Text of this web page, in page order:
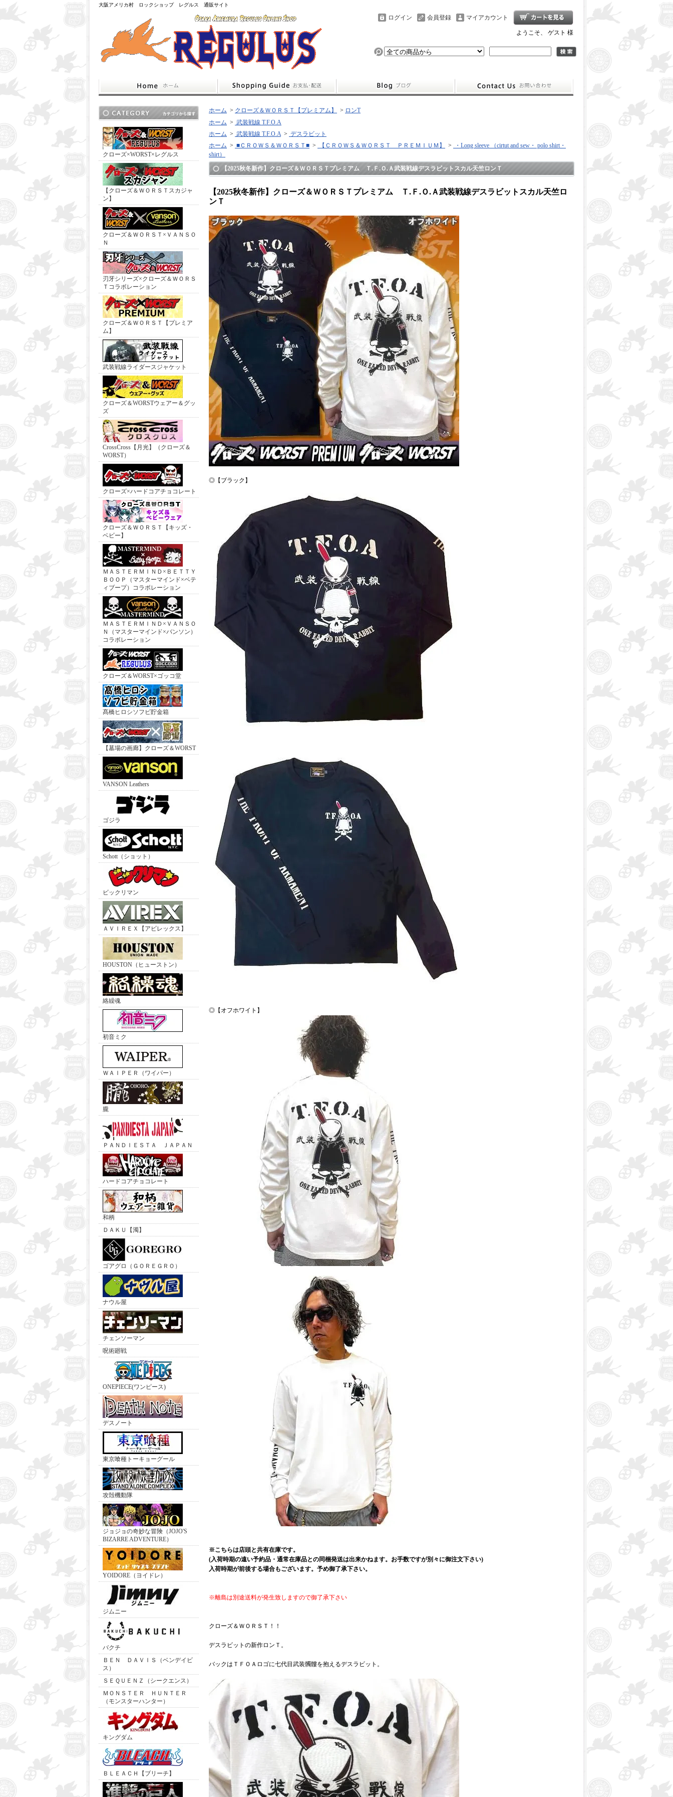
大阪アメリカ村 ロックショップ レグルス 通販サイト
マイアカウント
会員登録
ログイン
ようこそ、 ゲスト 様
クローズ×WORST×レグルス
【クローズ＆ＷＯＲＳＴスカジャ
ン】
クローズ＆ＷＯＲＳＴ×ＶＡＮＳＯ
Ｎ
刃牙シリーズ×クローズ＆ＷＯＲＳ
Ｔコラボレーション
クローズ＆ＷＯＲＳＴ【プレミア
ム】
武装戦線ライダースジャケット
クローズ＆WORSTウェアー＆グッ
ズ
CrossCross【月光】（クローズ＆
WORST）
クローズ×ハードコアチョコレート
クローズ＆ＷＯＲＳＴ【キッズ・
ベビー】
ＭＡＳＴＥＲＭＩＮＤ×ＢＥＴＴＹ
ＢＯＯＰ（マスターマインド×ベテ
ィブープ）コラボレーション
ＭＡＳＴＥＲＭＩＮＤ×ＶＡＮＳＯ
Ｎ（マスターマインド×バンソン）
コラボレーション
クローズ＆WORST×ゴッコ堂
髙橋ヒロシソフビ貯金箱
【墓場の画廊】クローズ＆WORST
VANSON Leathers
ゴジラ
Schott（ショット）
ビックリマン
ＡＶＩＲＥＸ【アビレックス】
HOUSTON（ヒューストン）
絡繰魂
初音ミク
ＷＡＩＰＥＲ（ワイパー）
朧
ＰＡＮＤＩＥＳＴＡ ＪＡＰＡＮ
ハードコアチョコレート
和柄
ＤＡＫＵ【濁】
ゴアグロ（ＧＯＲＥＧＲＯ）
ナウル屋
チェンソーマン
呪術廻戦
ONEPIECE(ワンピース)
デスノート
東京喰種トーキョーグール
攻殻機動隊
ジョジョの奇妙な冒険（JOJO'S
BIZARRE ADVENTURE）
YOIDORE（ヨイドレ）
ジムニー
バクチ
ＢＥＮ ＤＡＶＩＳ（ベンデイビ
ス）
ＳＥＱＵＥＮＺ（シークエンス）
ＭＯＮＳＴＥＲ ＨＵＮＴＥＲ
（モンスターハンター）
キングダム
ＢＬＥＡＣＨ【ブリーチ】
ホーム > クローズ＆ＷＯＲＳＴ【プレミアム】 > ロンT
ホーム > 武装戦線 T.F.O.A
ホーム > 武装戦線 T.F.O.A> デスラビット
ホーム > ■ＣＲＯＷＳ＆ＷＯＲＳＴ■ > 【ＣＲＯＷＳ＆ＷＯＲＳＴ ＰＲＥＭＩＵＭ】 >
・Long sleeve （cirtut and sew・ polo shirt・
shirt）
【2025秋冬新作】クローズ＆ＷＯＲＳＴプレミアム Ｔ.Ｆ.Ｏ.Ａ武装戦線デスラビットスカル天竺ロンＴ
【2025秋冬新作】クローズ＆ＷＯＲＳＴプレミアム Ｔ.Ｆ.Ｏ.Ａ武装戦線デスラビットスカル天竺ロ
ンＴ
◎【ブラック】
◎【オフホワイト】
※こちらは店頭と共有在庫です。
(入荷時期の遠い予約品・通常在庫品との同梱発送は出来かねます。お手数ですが別々に御注文下さい)
入荷時期が前後する場合もございます。予め御了承下さい。
※離島は別途送料が発生致しますので御了承下さい
クローズ＆ＷＯＲＳＴ！！
デスラビットの新作ロンＴ。
バックはＴＦＯＡロゴに七代目武装髑髏を抱えるデスラビット。